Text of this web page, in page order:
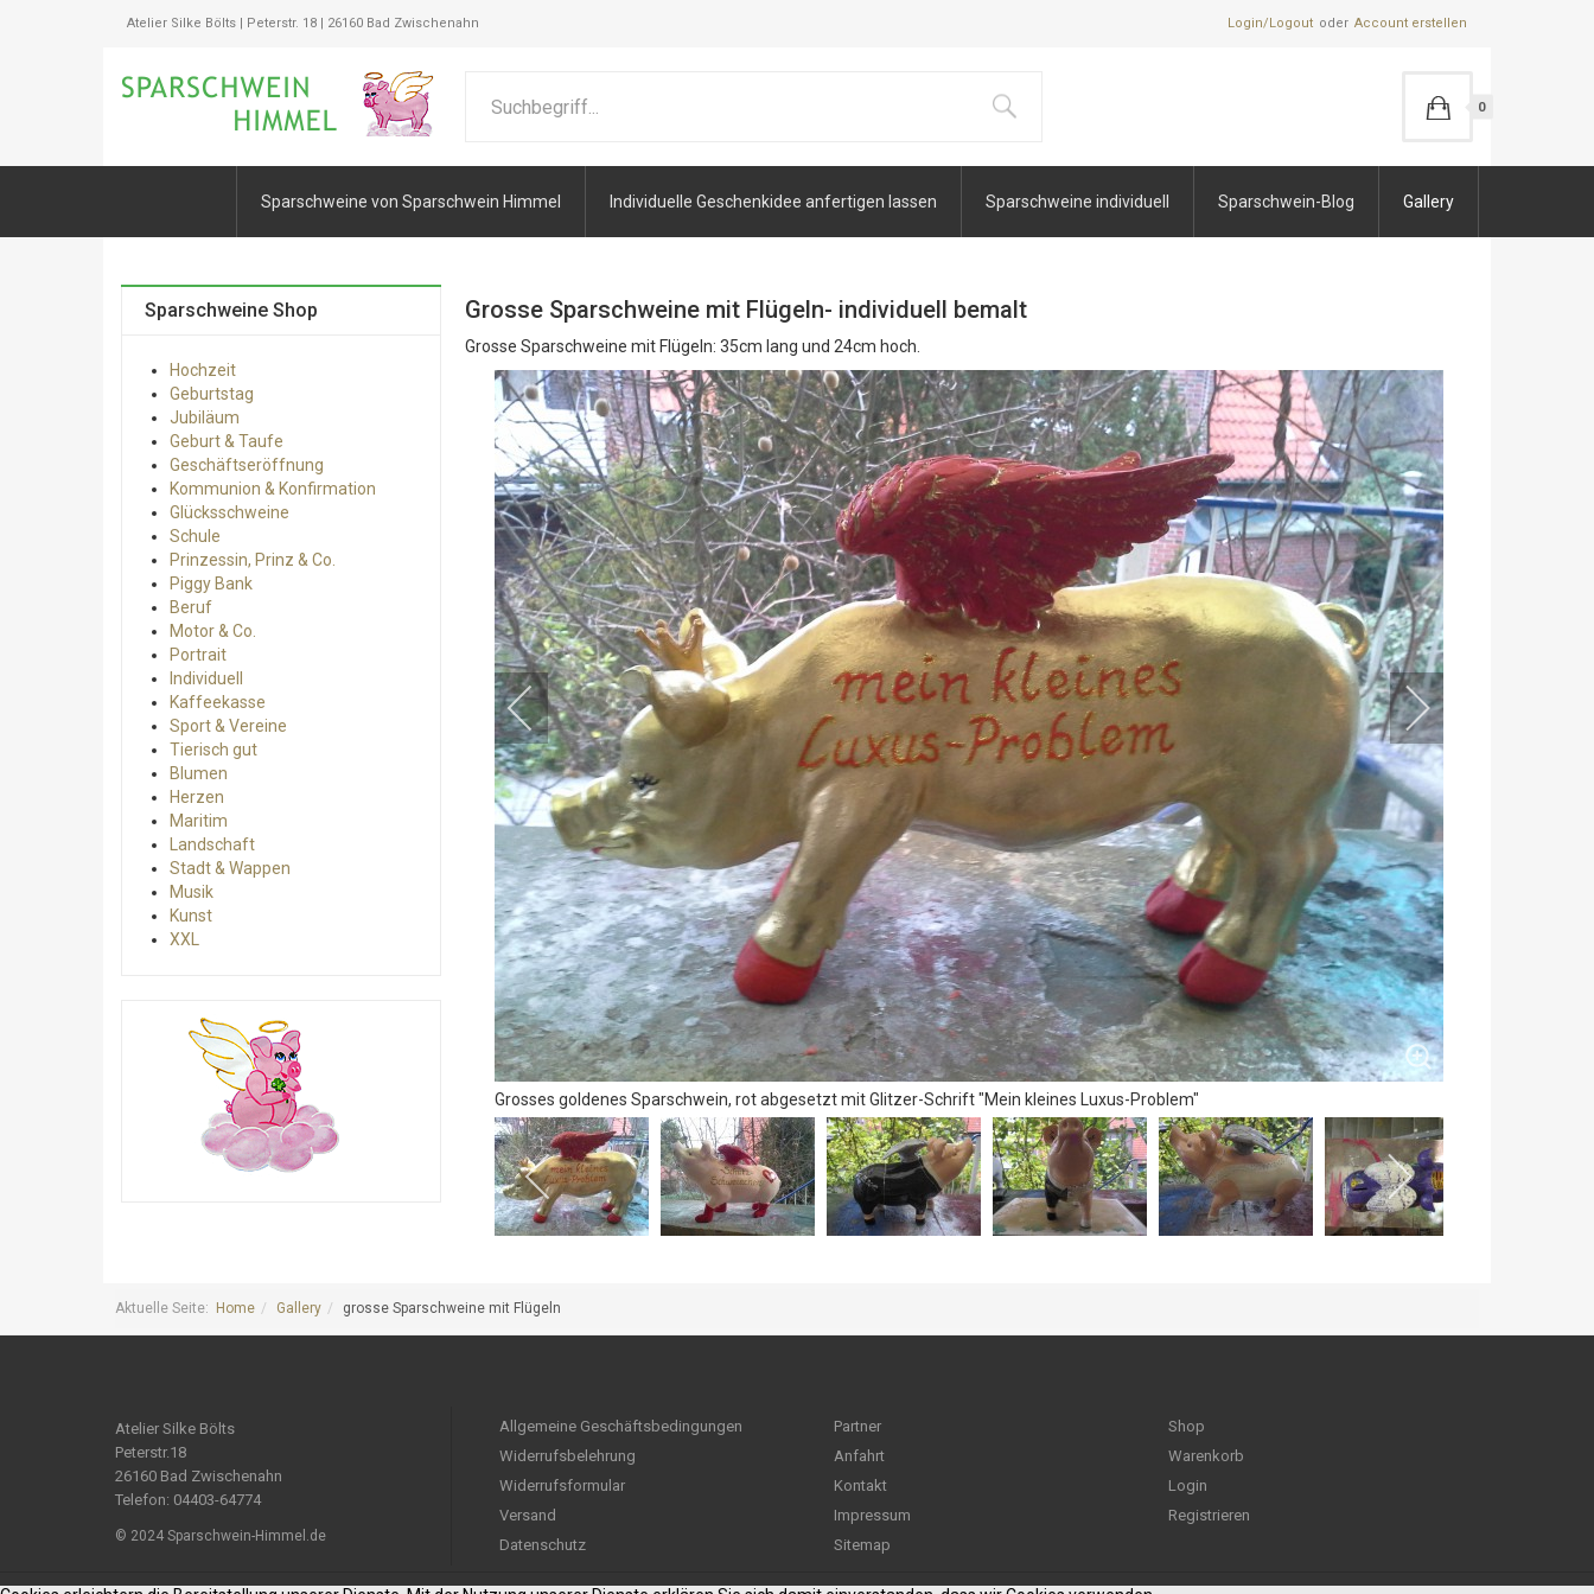
Atelier Silke Bölts | Peterstr. 18 | 26160 Bad Zwischenahn Login/Logout Account erstellen
0
Sparschweine von Sparschwein Himmel Individuelle Geschenkidee anfertigen lassen Sparschweine individuell Sparschwein-Blog Gallery
Grosse Sparschweine mit Flügeln- individuell bemalt
Grosse Sparschweine mit Flügeln: 35cm lang und 24cm hoch.
Grosses goldenes Sparschwein, rot abgesetzt mit Glitzer-Schrift "Mein kleines Luxus-Problem"
Sparschweine Shop
Hochzeit
Geburtstag
Jubiläum
Geburt & Taufe
Geschäftseröffnung
Kommunion & Konfirmation
Glücksschweine
Schule
Prinzessin, Prinz & Co.
Piggy Bank
Beruf
Motor & Co.
Portrait
Individuell
Kaffeekasse
Sport & Vereine
Tierisch gut
Blumen
Herzen
Maritim
Landschaft
Stadt & Wappen
Musik
Kunst
XXL
Aktuelle Seite: Home Gallery grosse Sparschweine mit Flügeln
Atelier Silke Bölts
Peterstr.18
26160 Bad Zwischenahn
Telefon: 04403-64774
© 2024 Sparschwein-Himmel.de
Allgemeine Geschäftsbedingungen
Widerrufsbelehrung
Widerrufsformular
Versand
Datenschutz
Partner
Anfahrt
Kontakt
Impressum
Sitemap
Shop
Warenkorb
Login
Registrieren